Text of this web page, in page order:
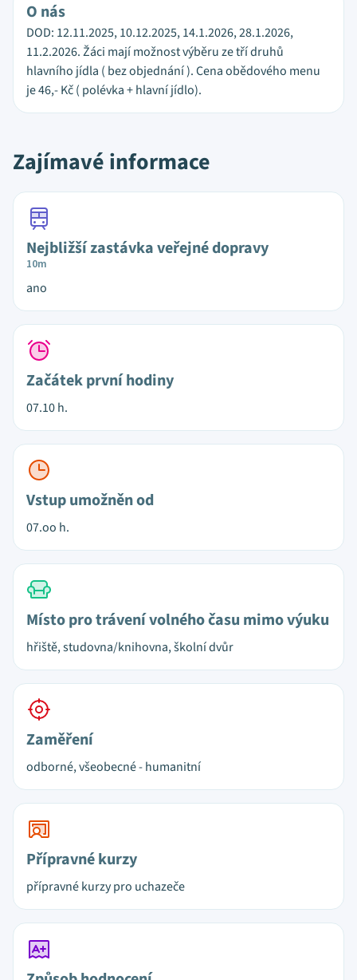
O nás
DOD: 12.11.2025, 10.12.2025, 14.1.2026, 28.1.2026,
11.2.2026. Žáci mají možnost výběru ze tří druhů
hlavního jídla ( bez objednání ). Cena obědového menu
je 46,- Kč ( polévka + hlavní jídlo).
Zajímavé informace
Nejbližší zastávka veřejné dopravy
10m
ano
Začátek první hodiny
07.10 h.
Vstup umožněn od
07.oo h.
Místo pro trávení volného času mimo výuku
hřiště, studovna/knihovna, školní dvůr
Zaměření
odborné, všeobecné - humanitní
Přípravné kurzy
přípravné kurzy pro uchazeče